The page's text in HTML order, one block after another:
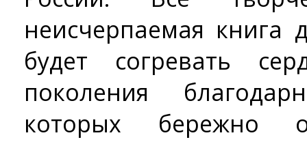
неисчерпаемая книга
будет согревать
поколения
которых бережно